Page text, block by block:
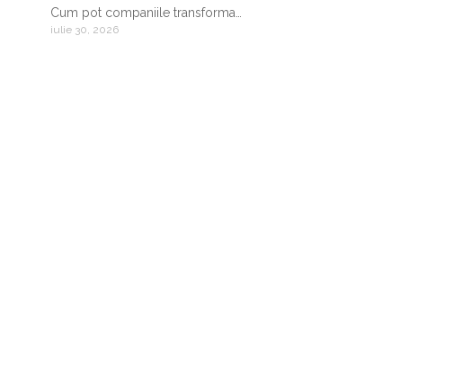
Cum pot companiile transforma
informația de business într-un avantaj
iulie 30, 2026